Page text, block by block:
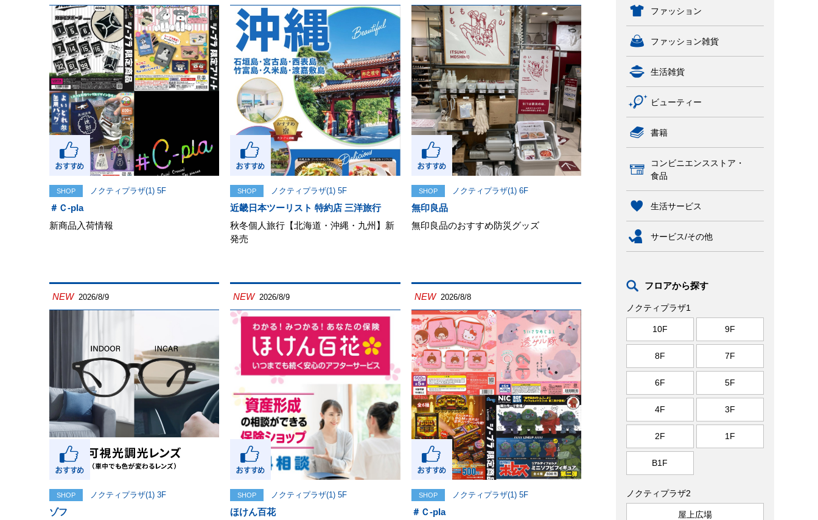
SHOP ノクティプラザ(1) 5F
＃Ｃ-pla
新商品入荷情報
SHOP ノクティプラザ(1) 5F
近畿日本ツーリスト 特約店 三洋旅行
秋冬個人旅行【北海道・沖縄・九州】新
発売
SHOP ノクティプラザ(1) 6F
無印良品
無印良品のおすすめ防災グッズ
NEW 2026/8/9
SHOP ノクティプラザ(1) 3F
ゾフ
NEW 2026/8/9
SHOP ノクティプラザ(1) 5F
ほけん百花
NEW 2026/8/8
SHOP ノクティプラザ(1) 5F
＃Ｃ-pla
ファッション
ファッション雑貨
生活雑貨
ビューティー
書籍
コンビニエンスストア・
食品
生活サービス
サービス/その他
フロアから探す
ノクティプラザ1
10F 9F
8F 7F
6F 5F
4F 3F
2F 1F
B1F
ノクティプラザ2
屋上広場